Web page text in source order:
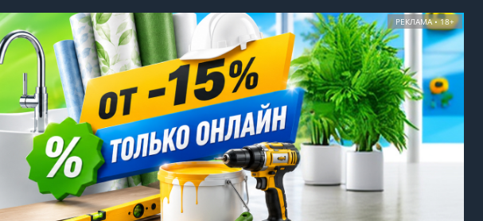
РЕКЛАМА • 18+